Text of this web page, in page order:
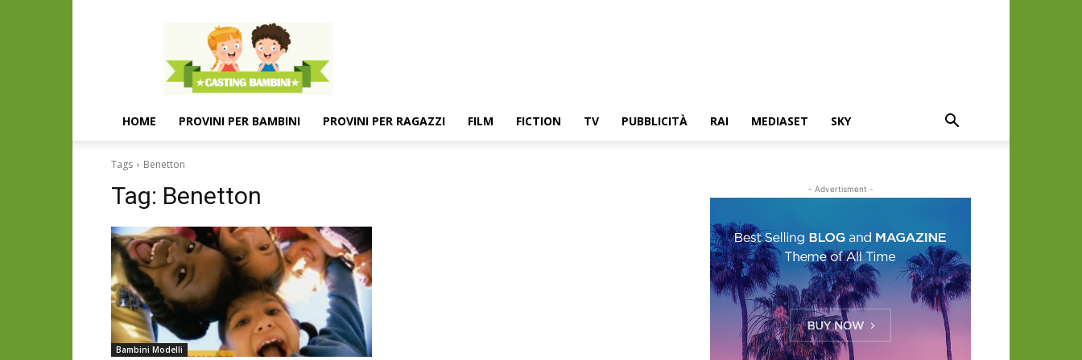
Casting
e
provini
per
bambini
e
HOME PROVINI PER BAMBINI PROVINI PER RAGAZZI FILM FICTION TV PUBBLICITÀ RAI MEDIASET SKY
Tags Benetton
Tag: Benetton
Bambini Modelli
- Advertisment -